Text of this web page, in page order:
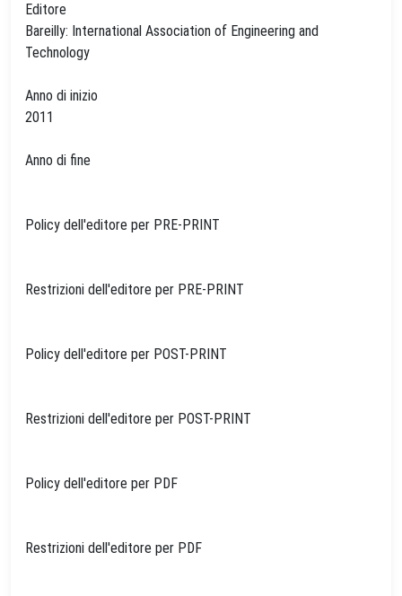
Editore
Bareilly: International Association of Engineering and
Anno di inizio
Anno di fine
Policy dell'editore per PRE-PRINT
Restrizioni dell'editore per PRE-PRINT
Policy dell'editore per POST-PRINT
Restrizioni dell'editore per POST-PRINT
Policy dell'editore per PDF
Restrizioni dell'editore per PDF